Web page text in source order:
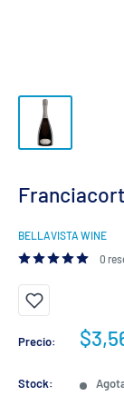
BELLAVISTA WINE
0
Precio:
Stock: